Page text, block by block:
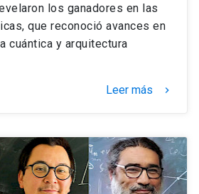
los ganadores en las
que reconoció avances en
cuántica y arquitectura
Leer más keyboard_arrow_right